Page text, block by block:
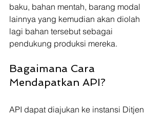
baku, bahan mentah, barang modal
lainnya yang kemudian akan diolah
lagi bahan tersebut sebagai
pendukung produksi mereka.
Bagaimana Cara
Mendapatkan API?
API dapat diajukan ke instansi Ditjen